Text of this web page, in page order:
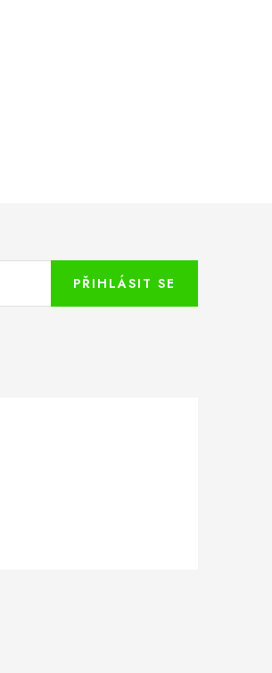
PŘIHLÁSIT SE